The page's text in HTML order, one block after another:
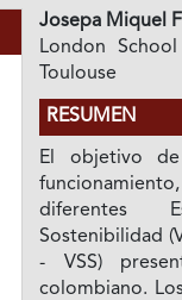
Josepa Miquel
London
Toulouse
RESUMEN
El objetivo
diferentes
Sostenibilidad
- VSS)
colombiano.